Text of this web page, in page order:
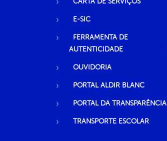
E-SIC
FERRAMENTA DE
AUTENTICIDADE
OUVIDORIA
PORTAL ALDIR BLANC
PORTAL DA TRANSPARÊNCIA
TRANSPORTE ESCOLAR